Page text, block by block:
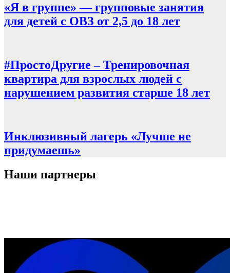
«Я в группе» — групповые занятия
для детей с ОВЗ от 2,5 до 18 лет
#ПростоДругие – Тренировочная
квартира для взрослых людей с
нарушением развития старше 18 лет
Инклюзивный лагерь «Лучше не
придумаешь»
Наши партнеры